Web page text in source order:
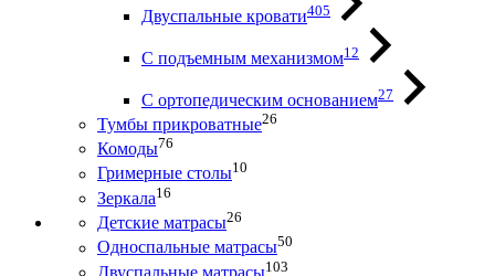
Двуспальные кровати405
С подъемным механизмом12
С ортопедическим основанием27
Тумбы прикроватные26
Комоды76
Гримерные столы10
Зеркала16
Детские матрасы26
Односпальные матрасы50
Двуспальные матрасы103